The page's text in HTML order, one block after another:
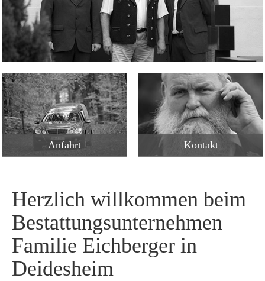
Anfahrt Kontakt
Herzlich willkommen beim
Bestattungsunternehmen
Familie Eichberger in
Deidesheim